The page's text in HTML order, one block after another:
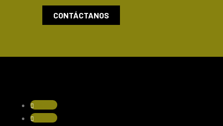
CONTÁCTANOS
Seguir
Seguir